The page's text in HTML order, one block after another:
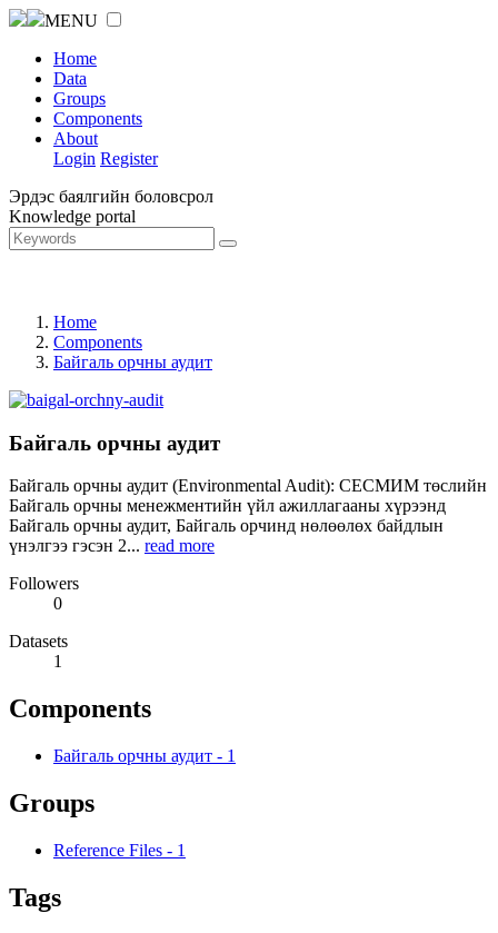
MENU
Home
Data
Groups
Components
About
Login Register
Эрдэс баялгийн боловсрол
Knowledge portal
Home
Components
Байгаль орчны аудит
Байгаль орчны аудит
Байгаль орчны аудит (Environmental Audit): СЕСМИМ төслийн
Байгаль орчны менежментийн үйл ажиллагааны хүрээнд
Байгаль орчны аудит, Байгаль орчинд нөлөөлөх байдлын
үнэлгээ гэсэн 2... read more
Followers
0
Datasets
1
Components
Байгаль орчны аудит - 1
Groups
Reference Files - 1
Tags